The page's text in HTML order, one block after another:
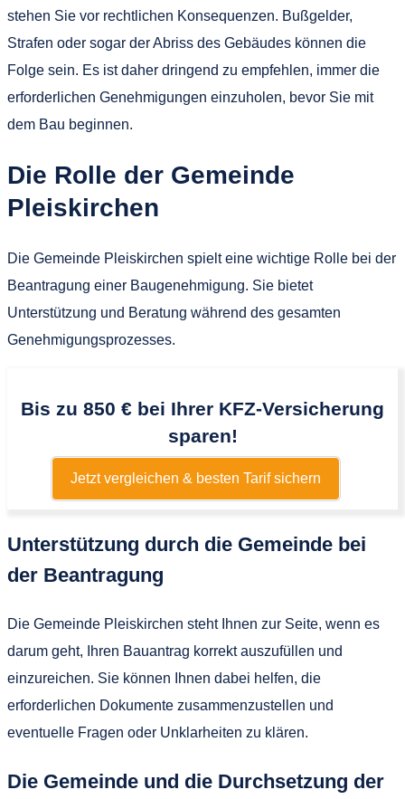
stehen Sie vor rechtlichen Konsequenzen. Bußgelder,
Strafen oder sogar der Abriss des Gebäudes können die
Folge sein. Es ist daher dringend zu empfehlen, immer die
erforderlichen Genehmigungen einzuholen, bevor Sie mit
dem Bau beginnen.
Die Rolle der Gemeinde
Pleiskirchen
Die Gemeinde Pleiskirchen spielt eine wichtige Rolle bei der
Beantragung einer Baugenehmigung. Sie bietet
Unterstützung und Beratung während des gesamten
Genehmigungsprozesses.
Bis zu 850 € bei Ihrer KFZ-Versicherung
sparen!
Jetzt vergleichen & besten Tarif sichern
Unterstützung durch die Gemeinde bei
der Beantragung
Die Gemeinde Pleiskirchen steht Ihnen zur Seite, wenn es
darum geht, Ihren Bauantrag korrekt auszufüllen und
einzureichen. Sie können Ihnen dabei helfen, die
erforderlichen Dokumente zusammenzustellen und
eventuelle Fragen oder Unklarheiten zu klären.
Die Gemeinde und die Durchsetzung der